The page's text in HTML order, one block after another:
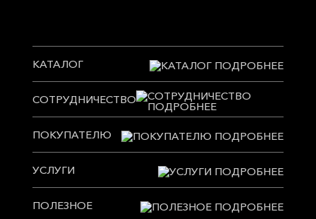
КАТАЛОГ
СОТРУДНИЧЕСТВО
ПОКУПАТЕЛЮ
УСЛУГИ
ПОЛЕЗНОЕ